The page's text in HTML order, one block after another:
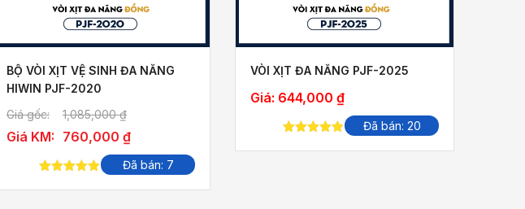
BỘ VÒI XỊT VỆ SINH ĐA NĂNG
HIWIN PJF-2020
Giá gốc:
1,085,000₫
Giá KM: 760,000 ₫
5
Đã bán: 7
VÒI XỊT ĐA NĂNG PJF-2025
Giá: 644,000 ₫
5
Đã bán: 20